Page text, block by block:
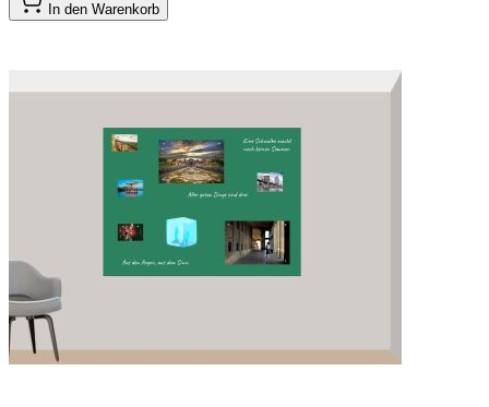
In den Warenkorb